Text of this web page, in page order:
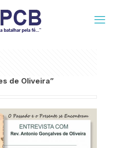
de Oliveira”